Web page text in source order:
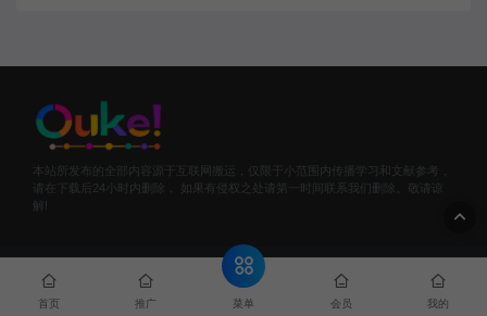
本站所发布的全部内容源于互联网搬运，仅限于小范围内传播学习和文献参考，
请在下载后24小时内删除， 如果有侵权之处请第一时间联系我们删除。敬请谅
解!
© 2024 欧珂网络 - OUKEL.COM & WordPress Theme. All rights
reserved
首页 推广 菜单 会员 我的